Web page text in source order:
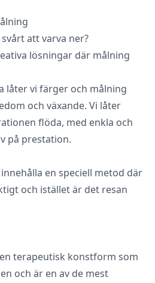
att varva ner?
lösningar där målning
låter vi färger och målning
och växande. Vi låter
flöda, med enkla och
på prestation.
en speciell metod där
och istället är det resan
terapeutisk konstform som
och är en av de mest